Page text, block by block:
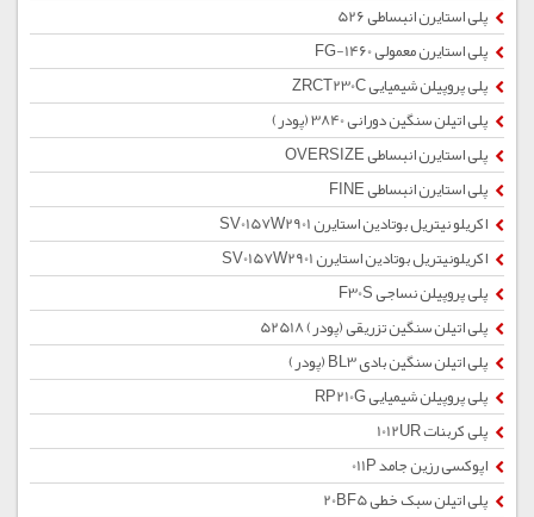
پلی استایرن انبساطی 526
پلی استایرن معمولی 1460-FG
پلی پروپیلن شیمیایی ZRCT230C
پلی اتیلن سنگین دورانی 3840 (پودر)
پلی استایرن انبساطی OVERSIZE
پلی استایرن انبساطی FINE
اکریلو نیتریل بوتادین استایرن SV0157W2901
اکریلونیتریل بوتادین استایرن SV0157W2901
پلی پروپیلن نساجی F30S
پلی اتیلن سنگین تزریقی (پودر) 52518
پلی اتیلن سنگین بادی BL3 (پودر)
پلی پروپیلن شیمیایی RP210G
پلی کربنات 1012UR
اپوکسی رزین جامد 011P
پلی اتیلن سبک خطی 20BF5